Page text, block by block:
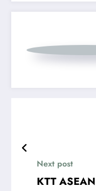
Next post
KTT